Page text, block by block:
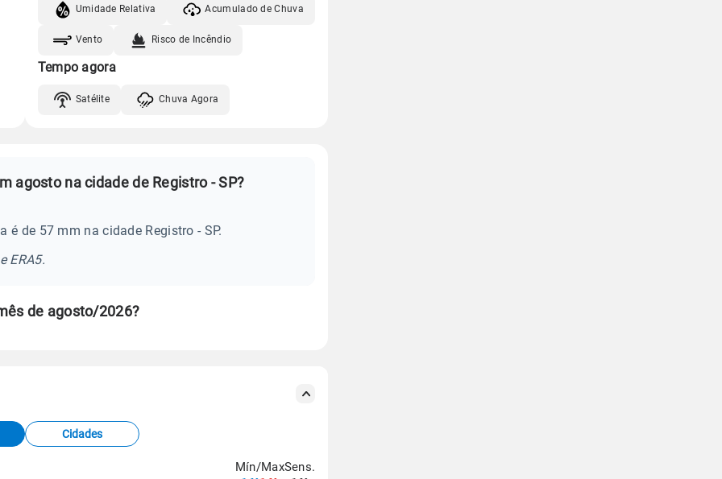
Umidade Relativa Acumulado de Chuva
Vento Risco de Incêndio
Tempo agora
Satélite Chuva Agora
agosto na cidade de Registro - SP?
é de 57 mm na cidade Registro - SP.
ERA5.
de agosto/2026?
Cidades
Mín/MaxSens.